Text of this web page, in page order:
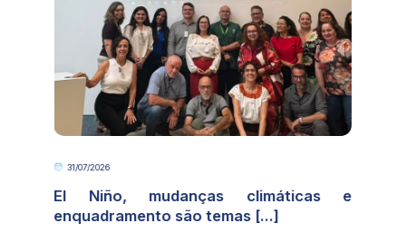
31/07/2026
El Niño, mudanças climáticas e
enquadramento são temas [...]